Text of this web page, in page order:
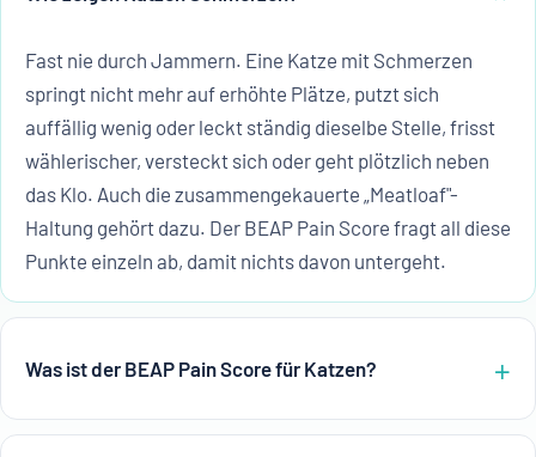
Fast nie durch Jammern. Eine Katze mit Schmerzen
springt nicht mehr auf erhöhte Plätze, putzt sich
auffällig wenig oder leckt ständig dieselbe Stelle, frisst
wählerischer, versteckt sich oder geht plötzlich neben
das Klo. Auch die zusammengekauerte „Meatloaf"-
Haltung gehört dazu. Der BEAP Pain Score fragt all diese
Punkte einzeln ab, damit nichts davon untergeht.
Was ist der BEAP Pain Score für Katzen?